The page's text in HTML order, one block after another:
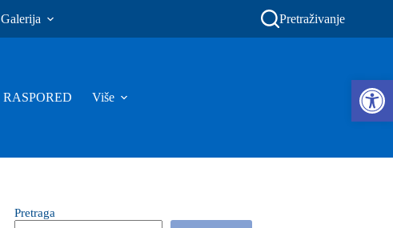
Galerija
Pretraživanje
RASPORED Više
Pretraga